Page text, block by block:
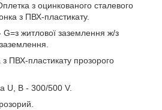
з оцинкованого сталевого
з ПВХ-пластикату.
житлової заземлення ж/з
ПВХ-пластикату прозорого
U, В - 300/500 V.